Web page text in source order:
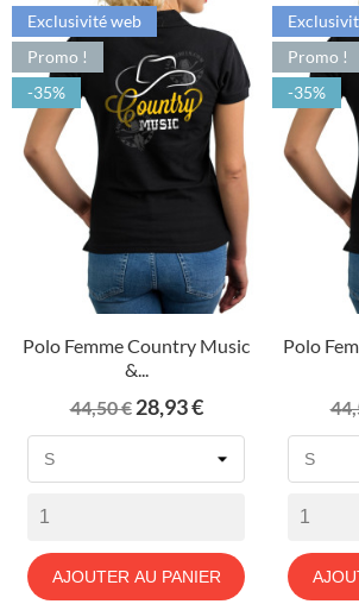
Polo Femme Country Music
&...
Prix
de
44,50 € Prix
28,93 €
AJOUTER AU PANIER
Exclusivité web
Promo !
-35%
Polo
de
Promo !
-35%